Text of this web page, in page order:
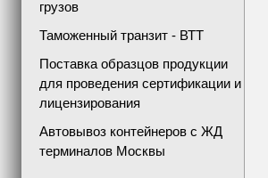
грузов
Таможенный транзит - ВТТ
Поставка образцов продукции
для проведения сертификации и
лицензирования
Автовывоз контейнеров с ЖД
терминалов Москвы